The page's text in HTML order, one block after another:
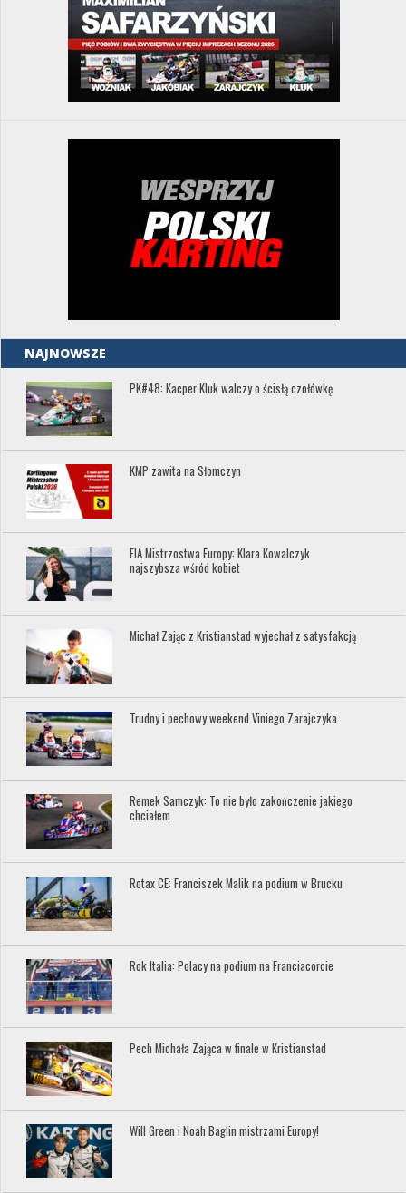
NAJNOWSZE
PK#48: Kacper Kluk walczy o ścisłą czołówkę
KMP zawita na Słomczyn
FIA Mistrzostwa Europy: Klara Kowalczyk
najszybsza wśród kobiet
Michał Zając z Kristianstad wyjechał z satysfakcją
Trudny i pechowy weekend Viniego Zarajczyka
Remek Samczyk: To nie było zakończenie jakiego
chciałem
Rotax CE: Franciszek Malik na podium w Brucku
Rok Italia: Polacy na podium na Franciacorcie
Pech Michała Zająca w finale w Kristianstad
Will Green i Noah Baglin mistrzami Europy!